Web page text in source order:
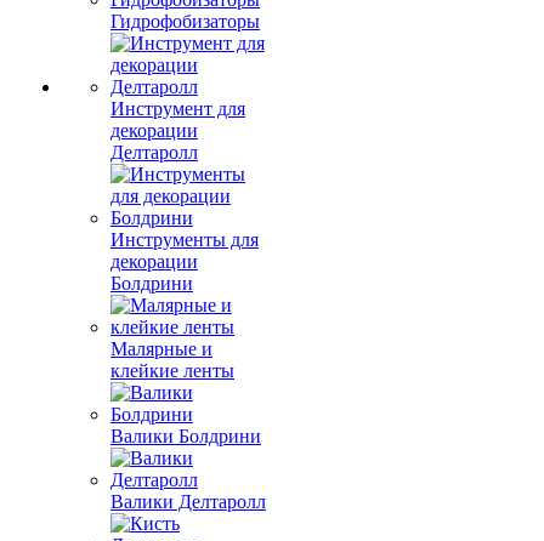
Гидрофобизаторы
Инструмент для
декорации
Делтаролл
Инструменты для
декорации
Болдрини
Малярные и
клейкие ленты
Валики Болдрини
Валики Делтаролл